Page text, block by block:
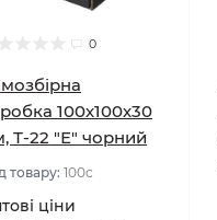
0
100х100х30
Т-22 "Е" чорний
товару: 100с
ціни